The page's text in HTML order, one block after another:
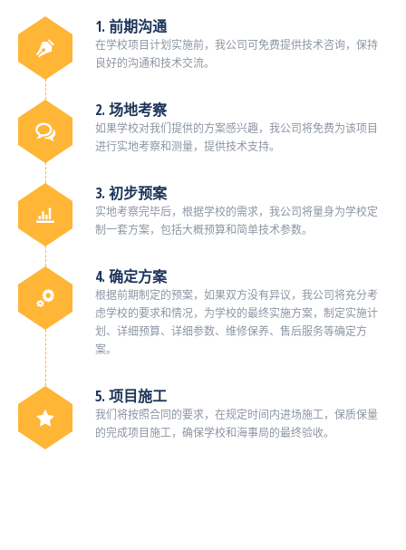
1. 前期沟通
在学校项目计划实施前，我公司可免费提供技术咨询，保持
良好的沟通和技术交流。
2. 场地考察
如果学校对我们提供的方案感兴趣，我公司将免费为该项目
进行实地考察和测量，提供技术支持。
3. 初步预案
实地考察完毕后，根据学校的需求，我公司将量身为学校定
制一套方案，包括大概预算和简单技术参数。
4. 确定方案
根据前期制定的预案，如果双方没有异议，我公司将充分考
虑学校的要求和情况，为学校的最终实施方案，制定实施计
划、详细预算、详细参数、维修保养、售后服务等确定方
案。
5. 项目施工
我们将按照合同的要求，在规定时间内进场施工，保质保量
的完成项目施工，确保学校和海事局的最终验收。